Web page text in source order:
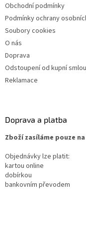
Obchodní podmínky
Podmínky ochrany
Soubory cookies
O nás
Doprava
Odstoupení od kupní
Reklamace
Doprava a platba
Zboží zasíláme pouze
Objednávky lze platit:
kartou online
dobírkou
bankovním převodem